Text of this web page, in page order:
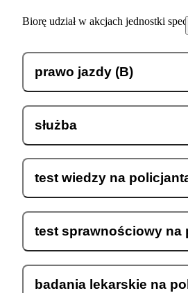
Biorę udział w akcjach jednostki
prawo jazdy (B)
służba
test wiedzy na
test sprawnościowy na
badania lekarskie na